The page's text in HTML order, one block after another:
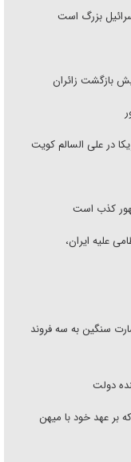
بزرگ است
در علی السالم کویت
کذب است
علیه ایران،
اف ۳۵ و ورود خسارت سنگین به سه فروند
دولت
بر عهد خود با میهن